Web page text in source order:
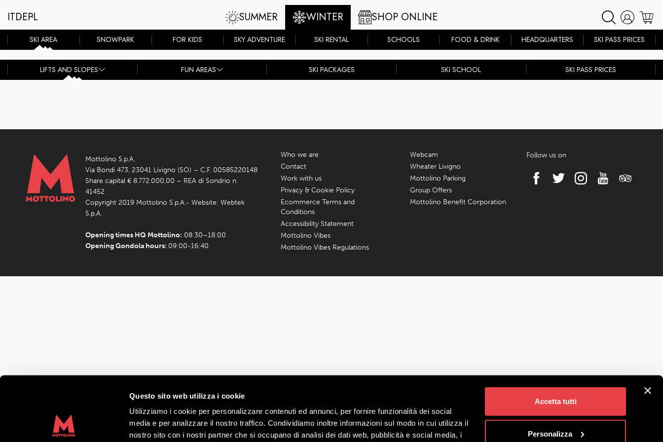
Questo sito web utilizza i cookie
Utilizziamo i cookie per personalizzare contenuti ed annunci, per fornire funzionalità dei social
media e per analizzare il nostro traffico. Condividiamo inoltre informazioni sul modo in cui utilizza il
nostro sito con i nostri partner che si occupano di analisi dei dati web, pubblicità e social media, i
Accetta tutti
Personalizza
SUMMER WINTER SHOP ONLINE
ITDEPL
SKI AREA SNOWPARK FOR KIDS SKY ADVENTURE SKI RENTAL SCHOOLS FOOD & DRINK HEADQUARTERS SKI PASS PRICES
SHOP ONLINE
LIFTS AND SLOPES FUN AREAS SKI PACKAGES SKI SCHOOL SKI PASS PRICES
Mottolino S.p.A.
Via Bondi 473, 23041 Livigno (SO) – C.F. 00585220148
Share capital € 8.772.000,00 – REA di Sondrio n.
41452
Copyright 2019 Mottolino S.p.A.- Website:Webtek
S.p.A.
Opening times HQ Mottolino: 08:30–18:00
Opening Gondola hours: 09:00-16:40
Who we are
Contact
Work with us
Privacy & Cookie Policy
Ecommerce Terms and
Conditions
Accessibility Statement
Mottolino Vibes
Mottolino Vibes Regulations
Webcam
Wheater Livigno
Mottolino Parking
Group Offers
Mottolino Benefit Corporation
Follow us on